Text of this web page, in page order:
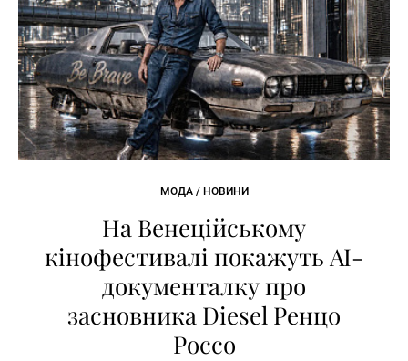
МОДА / НОВИНИ
На Венеційському
кінофестивалі покажуть AI-
документалку про
засновника Diesel Ренцо
Россо